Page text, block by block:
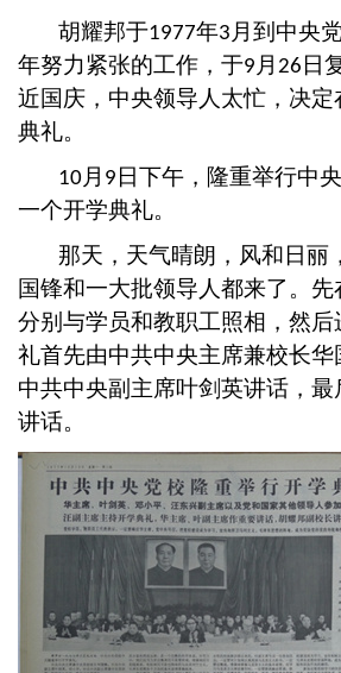
胡耀邦于1977年3 月到中央
年努力紧张的工作，于9 月 26 日
近国庆，中央领导人太忙，决
典礼。
10 月 9 日下午，隆重举行中
一个开学典礼。
那天，天气晴朗，风和日丽
国锋和一大批领导人都来了。先
分别与学员和教职工照相，然
礼首先由中共中央主席兼校长华
中共中央副主席叶剑英讲话，
讲话。